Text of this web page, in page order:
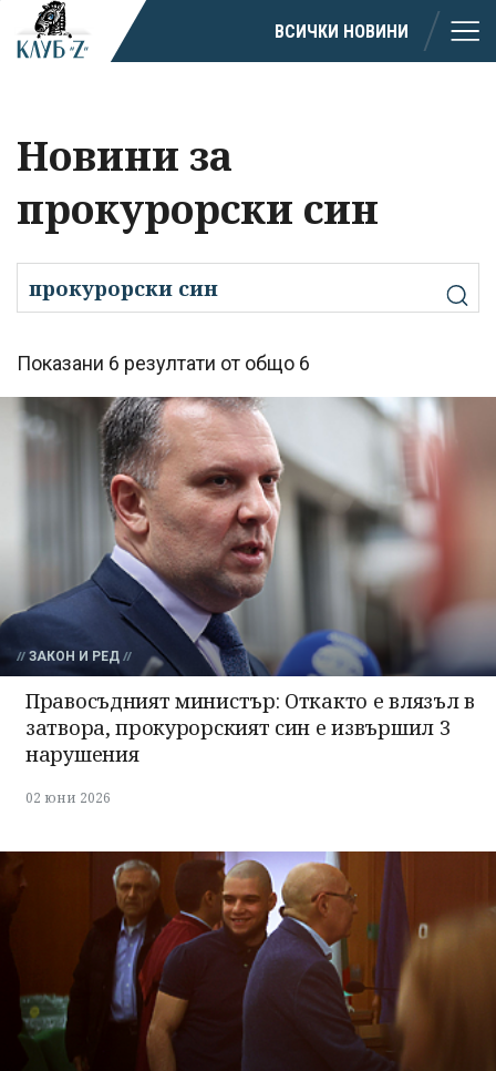
ВСИЧКИ НОВИНИ
Новини за
прокурорски син
Показани 6 резултати от общо 6
ЗАКОН И РЕД
Правосъдният министър: Откакто е влязъл в
затвора, прокурорският син е извършил 3
нарушения
02 юни 2026